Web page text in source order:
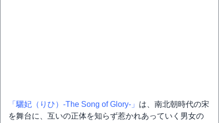
「驪妃（りひ）-The Song of Glory-」 は、南北朝時代の宋
を舞台に、互いの正体を知らず惹かれあっていく男女の